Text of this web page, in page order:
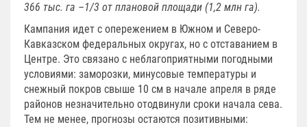
366 тыс. га –1/3 от плановой площади (1,2 млн га).
Кампания идет с опережением в Южном и Северо-
Кавказском федеральных округах, но с отставанием в
Центре. Это связано с неблагоприятными погодными
условиями: заморозки, минусовые температуры и
снежный покров свыше 10 см в начале апреля в ряде
районов незначительно отодвинули сроки начала сева.
Тем не менее, прогнозы остаются позитивными: